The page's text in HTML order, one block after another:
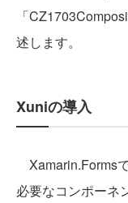
「
述します。
Xuniの導入
Xamarin.Forms
必要なコンポーネ